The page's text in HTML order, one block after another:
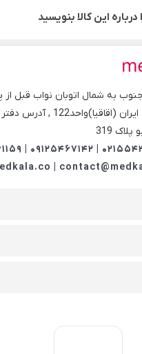
درباره این کالا بنویسید
جنوب به شمال اتوبان نواب قبل
ساختمان کالای پزشکی ایران
319
02155435142 |
|